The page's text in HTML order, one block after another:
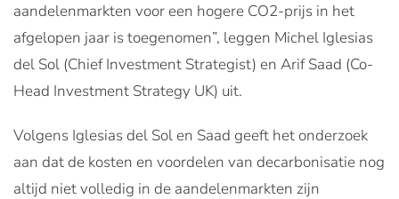
aandelenmarkten voor een hogere CO2-prijs in het
afgelopen jaar is toegenomen”, leggen Michel Iglesias
del Sol (Chief Investment Strategist) en Arif Saad (Co-
Head Investment Strategy UK) uit.
Volgens Iglesias del Sol en Saad geeft het onderzoek
aan dat de kosten en voordelen van decarbonisatie nog
altijd niet volledig in de aandelenmarkten zijn